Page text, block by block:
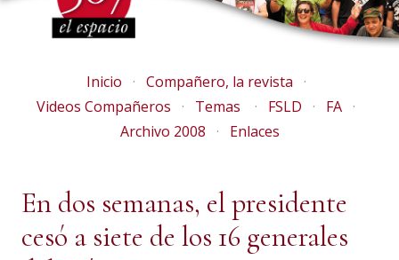
Inicio
Compañero, la revista
Videos Compañeros
Temas FSLD
FA
Archivo 2008
Enlaces
En dos semanas, el presidente
cesó a siete de los 16 generales